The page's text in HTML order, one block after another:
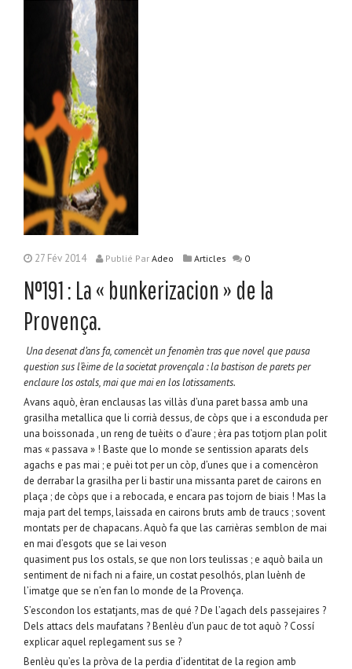
27 Fév 2014 Publié Par Adeo Articles 0
N°191 : La « bunkerizacion » de la
Provença.
Una desenat d’ans fa, comencèt un fenomèn tras que novel que pausa
question sus l’èime de la societat provençala : la bastison de parets per
enclaure los ostals, mai que mai en los lotissaments.
Avans aquò, èran enclausas las villàs d’una paret bassa amb una
grasilha metallica que li corrià dessus, de còps que i a esconduda per
una boissonada , un reng de tuèits o d’aure ; èra pas totjorn plan polit
mas « passava » ! Baste que lo monde se sentission aparats dels
agachs e pas mai ; e puèi tot per un còp, d’unes que i a comencèron
de derrabar la grasilha per li bastir una missanta paret de cairons en
plaça ; de còps que i a rebocada, e encara pas tojorn de biais ! Mas la
maja part del temps, laissada en cairons bruts amb de traucs ; sovent
montats per de chapacans. Aquò fa que las carrièras semblon de mai
en mai d’esgots que se lai veson
quasiment pus los ostals, se que non lors teulissas ; e aquò baila un
sentiment de ni fach ni a faire, un costat pesolhós, plan luènh de
l’imatge que se n’en fan lo monde de la Provença.
S’escondon los estatjants, mas de qué ? De l’agach dels passejaires ?
Dels attacs dels maufatans ? Benlèu d’un pauc de tot aquò ? Cossí
explicar aquel replegament sus se ?
Benlèu qu’es la pròva de la perdia d’identitat de la region amb